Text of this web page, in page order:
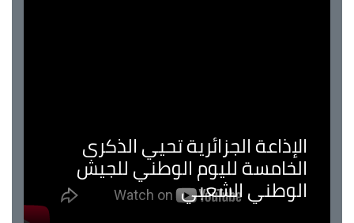
الإذاعة الجزائرية تحيي الذكرى
الخامسة لليوم الوطني للجيش
الوطني الشعبي